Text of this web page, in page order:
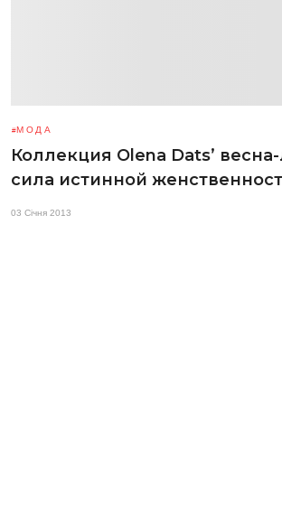
МОДА
Коллекция Olena Dats’ весна-
сила истинной
03 Січня 2013